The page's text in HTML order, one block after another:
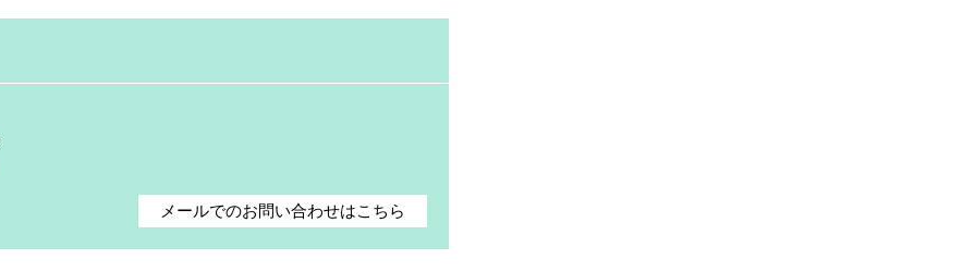
メールでのお問い合わせはこちら